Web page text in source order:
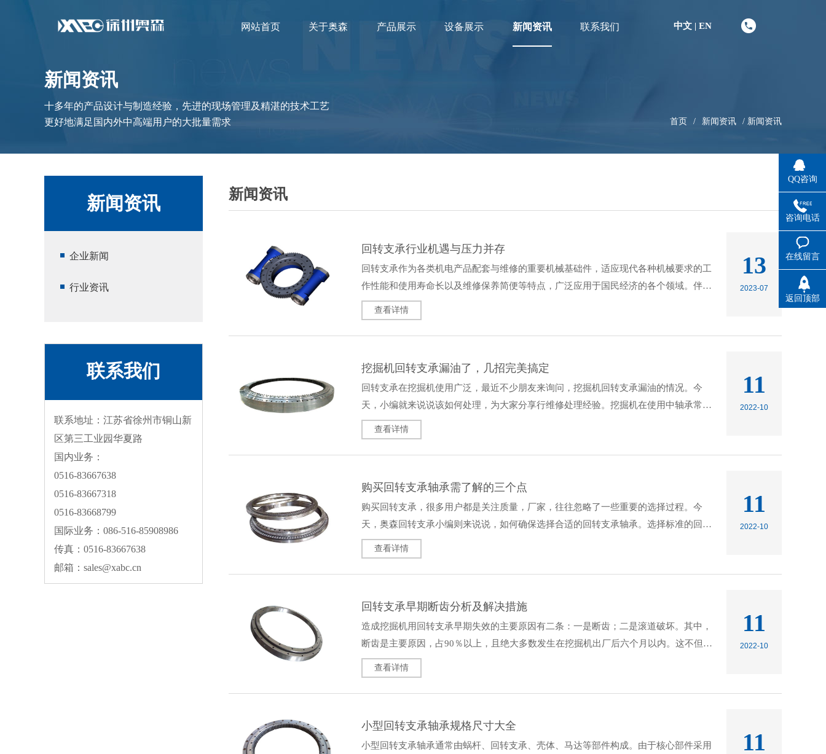
网站首页 关于奥森 产品展示 设备展示 新闻资讯 联系我们 中文 EN
新闻资讯
十多年的产品设计与制造经验，先进的现场管理及精湛的技术工艺
更好地满足国内外中高端用户的大批量需求
首页 / 新闻资讯 / 新闻资讯
新闻资讯
企业新闻
行业资讯
联系我们
联系地址：江苏省徐州市铜山新
区第三工业园华夏路
国内业务：
0516-83667638
0516-83667318
0516-83668799
国际业务：086-516-85908986
传真：0516-83667638
邮箱：sales@xabc.cn
新闻资讯
回转支承行业机遇与压力并存
回转支承作为各类机电产品配套与维修的重要机械基础件，适应现代各种机械要求的工
作性能和使用寿命长以及维修保养简便等特点，广泛应用于国民经济的各个领域。伴随
着电动工具行业的逐渐回暖，轴承…
查看详情
13
2023-07
挖掘机回转支承漏油了，几招完美搞定
回转支承在挖掘机使用广泛，最近不少朋友来询问，挖掘机回转支承漏油的情况。今
天，小编就来说说该如何处理，为大家分享行维修处理经验。挖掘机在使用中轴承常常
会有润滑油漏出来，漏出来的油和黄…
查看详情
11
2022-10
购买回转支承轴承需了解的三个点
购买回转支承，很多用户都是关注质量，厂家，往往忽略了一些重要的选择过程。今
天，奥森回转支承小编则来说说，如何确保选择合适的回转支承轴承。选择标准的回转
支承轴承，则要关注三个问题，分别…
查看详情
11
2022-10
回转支承早期断齿分析及解决措施
造成挖掘机用回转支承早期失效的主要原因有二条：一是断齿；二是滚道破坏。其中，
断齿是主要原因，占90％以上，且绝大多数发生在挖掘机出厂后六个月以内。这不但严
重困扰着回转支承制造厂产品质量…
查看详情
11
2022-10
小型回转支承轴承规格尺寸大全
小型回转支承轴承通常由蜗杆、回转支承、壳体、马达等部件构成。由于核心部件采用
11
QQ咨询
咨询电话
在线留言
返回顶部